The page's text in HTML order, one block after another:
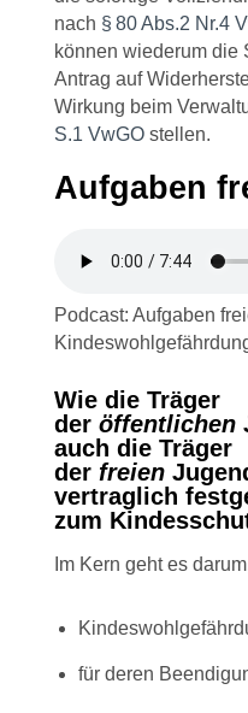
nach § 80 Abs.2 Nr.4
können wiederum die
Antrag auf
Wirkung beim
S.1 VwGO stellen.
Aufgaben
Podcast: Aufgaben
Wie die Träger
der öffentlichen
auch die Träger
der freien
vertraglich
zum
Im Kern geht es
für deren